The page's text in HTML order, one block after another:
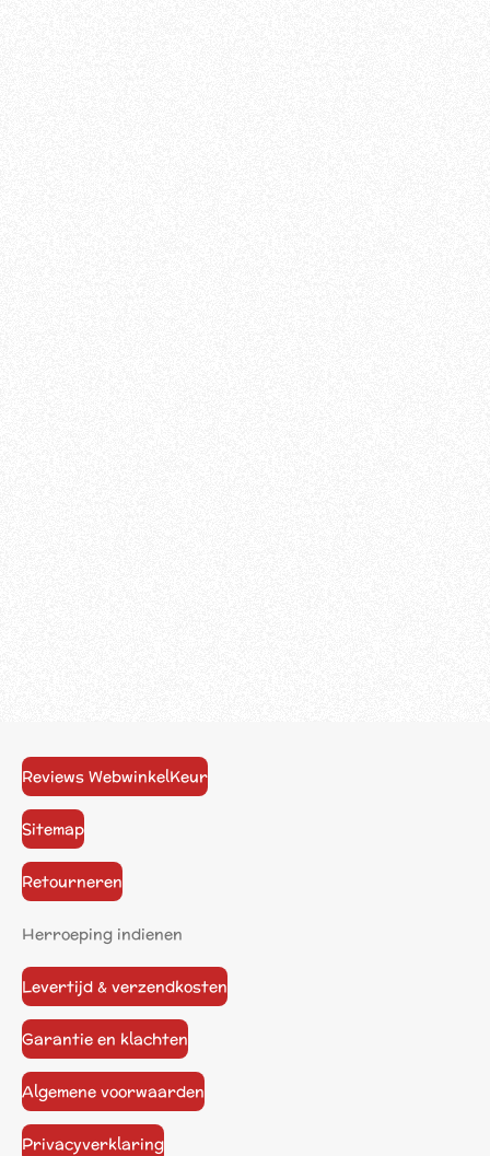
Reviews WebwinkelKeur
Sitemap
Retourneren
Herroeping indienen
Levertijd & verzendkosten
Garantie en klachten
Algemene voorwaarden
Privacyverklaring